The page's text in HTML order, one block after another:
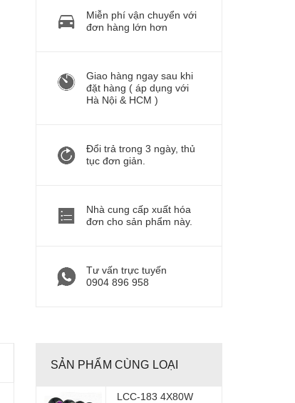
Miễn phí vận chuyển với
đơn hàng lớn hơn
Giao hàng ngay sau khi
đặt hàng ( áp dụng với
Hà Nội & HCM )
Đổi trả trong 3 ngày, thủ
tục đơn giản.
Nhà cung cấp xuất hóa
đơn cho sản phẩm này.
Tư vấn trực tuyến
0904 896 958
SẢN PHẨM CÙNG LOẠI
LCC-183 4X80W